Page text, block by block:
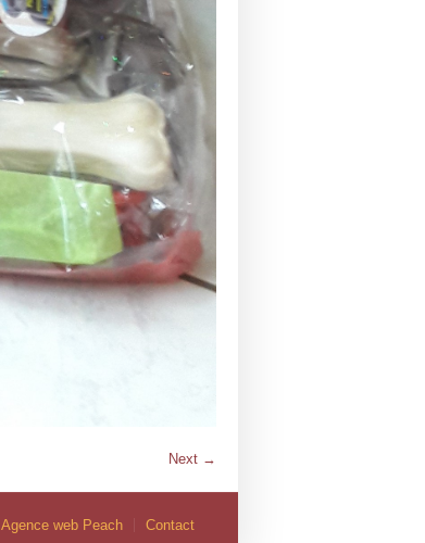
Next →
Agence web Peach Contact